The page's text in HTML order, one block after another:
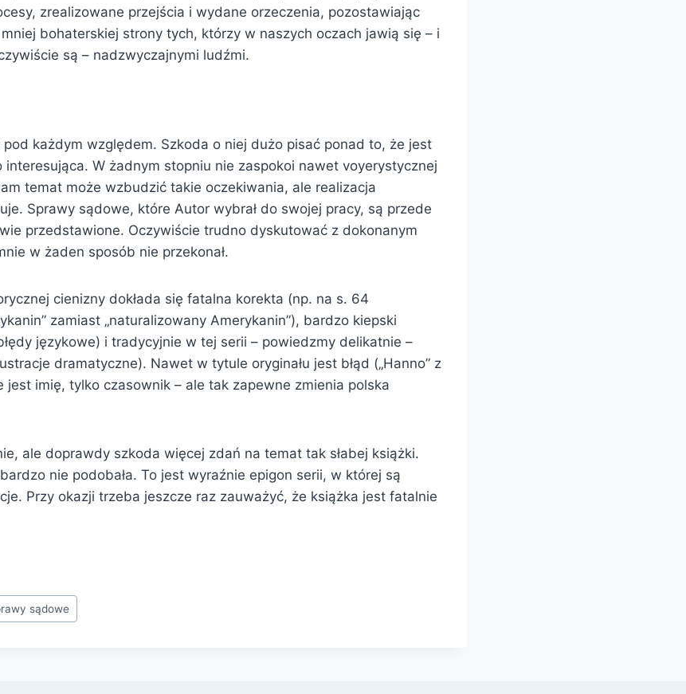
zrealizowane przejścia i wydane orzeczenia, pozostawiając
bohaterskiej strony tych, którzy w naszych oczach jawią się – i
są – nadzwyczajnymi ludźmi.
każdym względem. Szkoda o niej dużo pisać ponad to, że jest
interesująca. W żadnym stopniu nie zaspokoi nawet voyerystycznej
temat może wzbudzić takie oczekiwania, ale realizacja
Sprawy sądowe, które Autor wybrał do swojej pracy, są przede
przedstawione. Oczywiście trudno dyskutować z dokonanym
w żaden sposób nie przekonał.
cienizny dokłada się fatalna korekta (np. na s. 64
zamiast „naturalizowany Amerykanin”), bardzo kiepski
językowe) i tradycyjnie w tej serii – powiedzmy delikatnie –
dramatyczne). Nawet w tytule oryginału jest błąd („Hanno” z
jest imię, tylko czasownik – ale tak zapewne zmienia polska
ale doprawdy szkoda więcej zdań na temat tak słabej książki.
nie podobała. To jest wyraźnie epigon serii, w której są
Przy okazji trzeba jeszcze raz zauważyć, że książka jest fatalnie
sądowe